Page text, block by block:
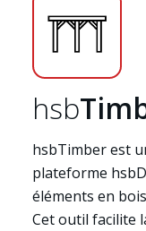
hsb
hsbTimber est
plateforme
éléments en
Cet outil facilite